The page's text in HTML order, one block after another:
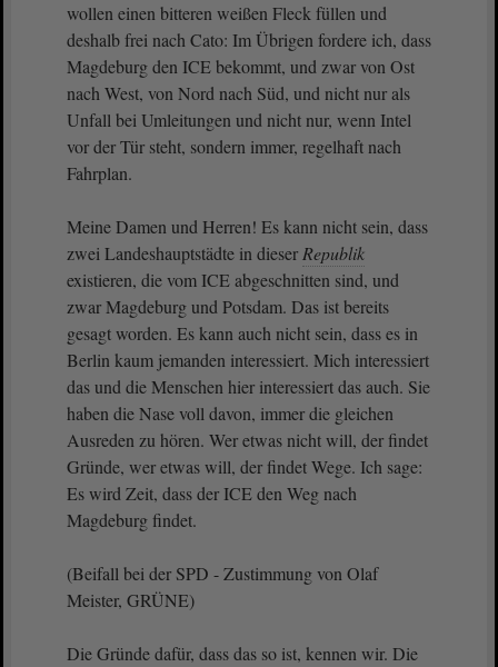
wollen einen bitteren weißen Fleck füllen und
deshalb frei nach Cato: Im Übrigen fordere ich, dass
Magdeburg den ICE bekommt, und zwar von Ost
nach West, von Nord nach Süd, und nicht nur als
Unfall bei Umleitungen und nicht nur, wenn Intel
vor der Tür steht, sondern immer, regelhaft nach
Fahrplan.
Meine Damen und Herren! Es kann nicht sein, dass
zwei Landeshauptstädte in dieser Republik
existieren, die vom ICE abgeschnitten sind, und
zwar Magdeburg und Potsdam. Das ist bereits
gesagt worden. Es kann auch nicht sein, dass es in
Berlin kaum jemanden interessiert. Mich interessiert
das und die Menschen hier interessiert das auch. Sie
haben die Nase voll davon, immer die gleichen
Ausreden zu hören. Wer etwas nicht will, der findet
Gründe, wer etwas will, der findet Wege. Ich sage:
Es wird Zeit, dass der ICE den Weg nach
Magdeburg findet.
(Beifall bei der SPD - Zustimmung von Olaf
Meister, GRÜNE)
Die Gründe dafür, dass das so ist, kennen wir. Die